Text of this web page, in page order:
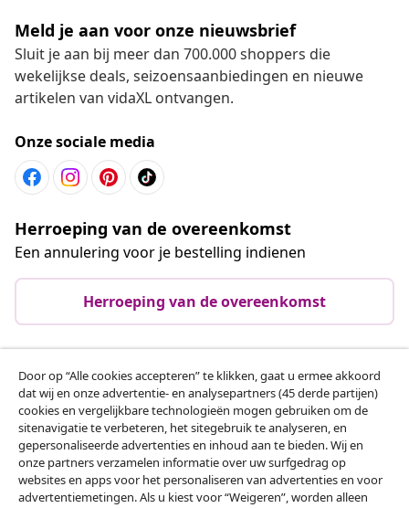
Meld je aan voor onze nieuwsbrief
Sluit je aan bij meer dan 700.000 shoppers die
wekelijkse deals, seizoensaanbiedingen en nieuwe
artikelen van vidaXL ontvangen.
Onze sociale media
Herroeping van de overeenkomst
Een annulering voor je bestelling indienen
Herroeping van de overeenkomst
Klantenservice
Zakelijk
vidaXL
Door op “Alle cookies accepteren” te klikken, gaat u ermee akkoord
dat wij en onze advertentie- en analysepartners (45 derde partijen)
cookies en vergelijkbare technologieën mogen gebruiken om de
sitenavigatie te verbeteren, het sitegebruik te analyseren, en
gepersonaliseerde advertenties en inhoud aan te bieden. Wij en
onze partners verzamelen informatie over uw surfgedrag op
websites en apps voor het personaliseren van advertenties en voor
advertentiemetingen. Als u kiest voor “Weigeren”, worden alleen